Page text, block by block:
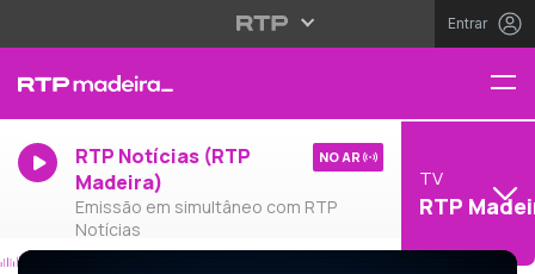
Entrar
RTP Notícias (RTP
Madeira)
Emissão em simultâneo com RTP
Notícias
NO AR
TV
RTP